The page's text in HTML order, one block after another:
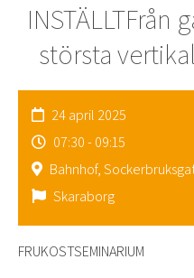
INSTÄLLTFrån
största
24 april 2025
07:30 - 09:15
Bahnhof,
Skaraborg
FRUKOSTSEMINARIUM